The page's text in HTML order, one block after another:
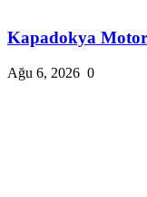
Kapadokya
Ağu 6, 2026 0